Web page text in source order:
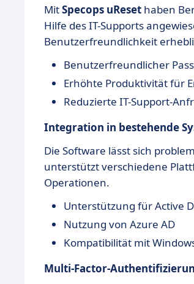
MitSpecops uReset haben
Hilfe des IT-Supports
Benutzerfreundlichkeit
Benutzerfreundlicher
Erhöhte Produktivität für
Reduzierte IT-Support-
Integration in bestehende
Die Software lässt sich
unterstützt verschiedene
Operationen.
Unterstützung für Active
Nutzung von Azure AD
Kompatibilität mit
Multi-Factor-